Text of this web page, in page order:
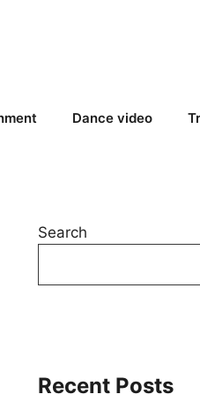
Dance video
Search
Recent Posts